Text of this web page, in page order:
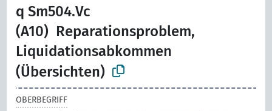
q Sm504.Vc
(A10) Reparationsproblem,
Liquidationsabkommen
(Übersichten)
OBERBEGRIFF